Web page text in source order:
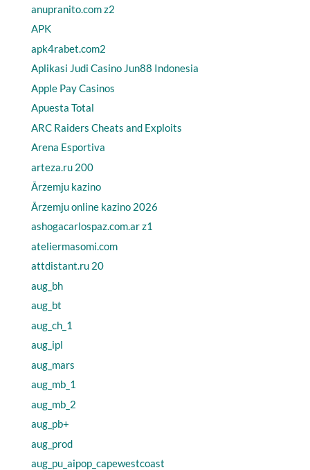
anupranito.com z2
APK
apk4rabet.com2
Aplikasi Judi Casino Jun88 Indonesia
Apple Pay Casinos
Apuesta Total
ARC Raiders Cheats and Exploits
Arena Esportiva
arteza.ru 200
Ārzemju kazino
Ārzemju online kazino 2026
ashogacarlospaz.com.ar z1
ateliermasomi.com
attdistant.ru 20
aug_bh
aug_bt
aug_ch_1
aug_ipl
aug_mars
aug_mb_1
aug_mb_2
aug_pb+
aug_prod
aug_pu_aipop_capewestcoast